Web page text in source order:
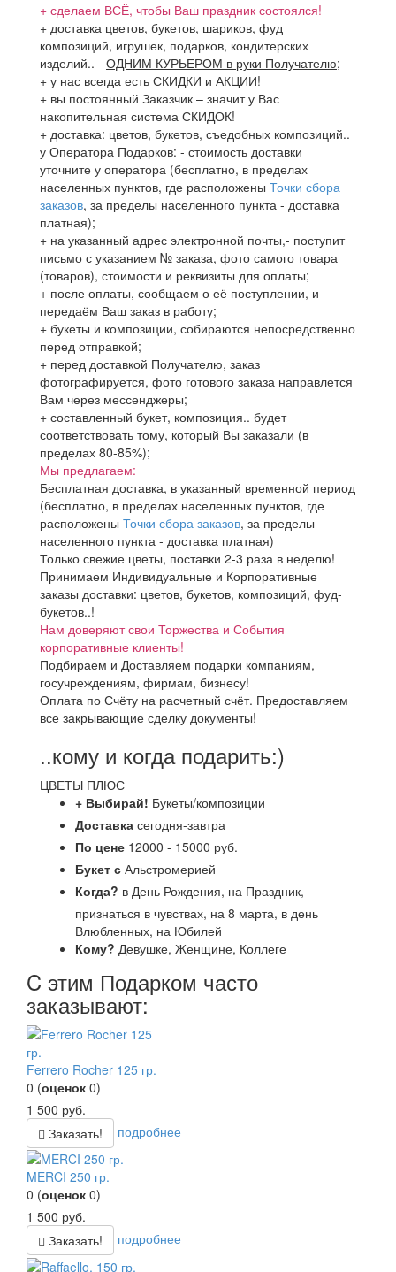
+ сделаем ВСЁ, чтобы Ваш праздник состоялся!
+ доставка цветов, букетов, шариков, фуд
композиций, игрушек, подарков, кондитерских
изделий.. - ОДНИМ КУРЬЕРОМ в руки Получателю;
+ у нас всегда есть СКИДКИ и АКЦИИ!
+ вы постоянный Заказчик – значит у Вас
накопительная система СКИДОК!
+ доставка: цветов, букетов, съедобных композиций..
у Оператора Подарков: - стоимость доставки
уточните у оператора (бесплатно, в пределах
населенных пунктов, где расположены Точки сбора
заказов, за пределы населенного пункта - доставка
платная);
+ на указанный адрес электронной почты,- поступит
письмо с указанием № заказа, фото самого товара
(товаров), стоимости и реквизиты для оплаты;
+ после оплаты, сообщаем о её поступлении, и
передаём Ваш заказ в работу;
+ букеты и композиции, собираются непосредственно
перед отправкой;
+ перед доставкой Получателю, заказ
фотографируется, фото готового заказа направлется
Вам через мессенджеры;
+ составленный букет, композиция.. будет
соответствовать тому, который Вы заказали (в
пределах 80-85%);
Мы предлагаем:
Бесплатная доставка, в указанный временной период
(бесплатно, в пределах населенных пунктов, где
расположены Точки сбора заказов, за пределы
населенного пункта - доставка платная)
Только свежие цветы, поставки 2-3 раза в неделю!
Принимаем Индивидуальные и Корпоративные
заказы доставки: цветов, букетов, композиций, фуд-
букетов..!
Нам доверяют свои Торжества и События
корпоративные клиенты!
Подбираем и Доставляем подарки компаниям,
госучреждениям, фирмам, бизнесу!
Оплата по Счёту на расчетный счёт. Предоставляем
все закрывающие сделку документы!
..кому и когда подарить:)
ЦВЕТЫ ПЛЮС
+ Выбирай! Букеты/композиции
Доставка сегодня-завтра
По цене 12000 - 15000 руб.
Букет с Альстромерией
Когда? в День Рождения, на Праздник,
признаться в чувствах, на 8 марта, в день
Влюбленных, на Юбилей
Кому? Девушке, Женщине, Коллеге
C этим Подарком часто
заказывают:
Ferrero Rocher 125 гр.
0 (оценок 0)
1 500 руб.
Заказать!
подробнее
MERCI 250 гр.
0 (оценок 0)
1 500 руб.
Заказать!
подробнее